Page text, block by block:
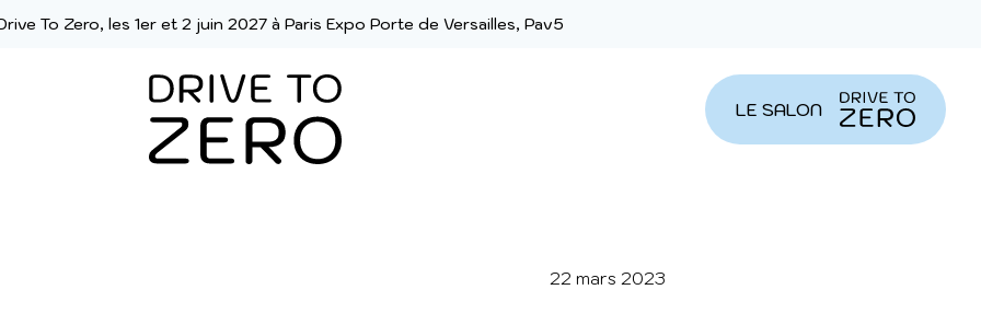
To Zero, les 1er et 2 juin 2027 à Paris Expo Porte de Versailles, Pav5
LE SALON
22 mars 2023